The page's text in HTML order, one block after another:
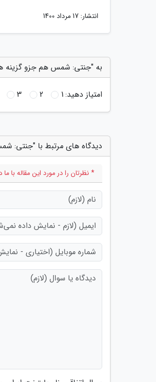
انتشار: 17 مرداد 1400
به "جنتی: شمس هم جزو گزینه
امتیاز دهید:1
2
3
دیدگاه های مرتبط با "جنتی:
* نظرتان را در مورد این مقاله با ما